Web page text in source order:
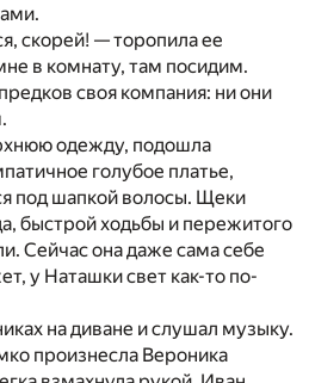
скорей! — торопила ее
в комнату, там посидим.
своя компания: ни они
одежду, подошла
голубое платье,
под шапкой волосы. Щеки
быстрой ходьбы и пережитого
Сейчас она даже сама себе
у Наташки свет как-то по-
на диване и слушал музыку.
произнесла Вероника